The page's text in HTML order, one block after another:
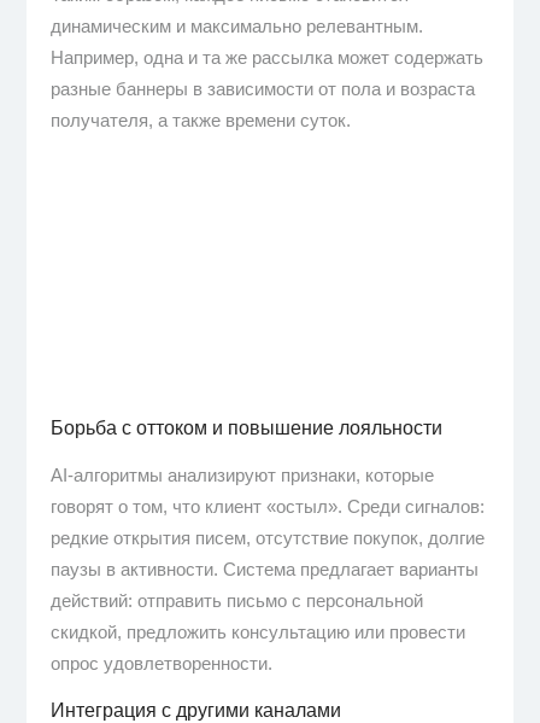
динамическим и максимально релевантным.
Например, одна и та же рассылка может содержать
разные баннеры в зависимости от пола и возраста
получателя, а также времени суток.
Борьба с оттоком и повышение лояльности
AI-алгоритмы анализируют признаки, которые
говорят о том, что клиент «остыл». Среди сигналов:
редкие открытия писем, отсутствие покупок, долгие
паузы в активности. Система предлагает варианты
действий: отправить письмо с персональной
скидкой, предложить консультацию или провести
опрос удовлетворенности.
Интеграция с другими каналами